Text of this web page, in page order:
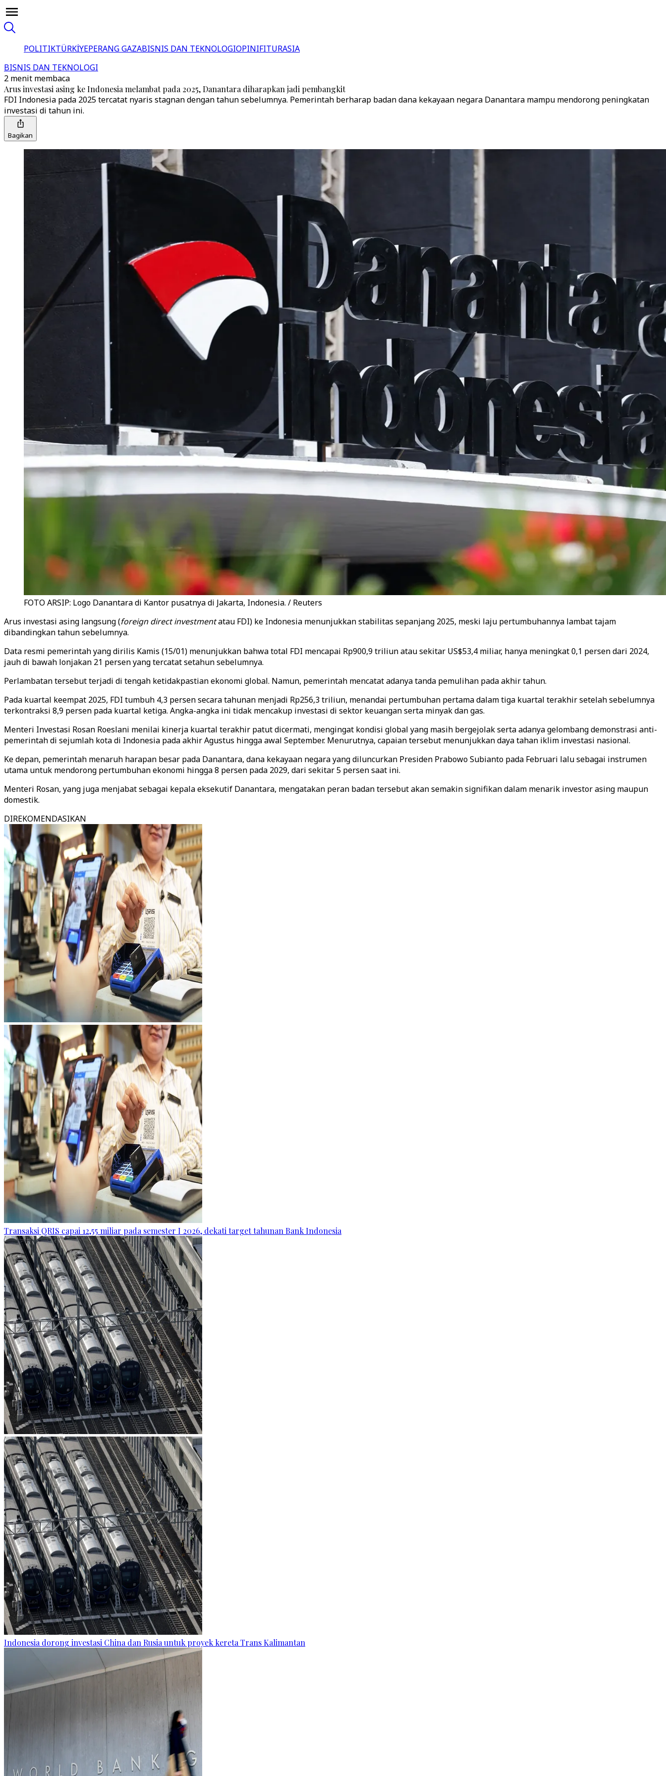
POLITIKTÜRKİYEPERANG GAZABISNIS DAN TEKNOLOGIOPINIFITURASIA
BISNIS DAN TEKNOLOGI
2 menit membaca
Arus investasi asing ke Indonesia melambat pada 2025, Danantara diharapkan jadi pembangkit
FDI Indonesia pada 2025 tercatat nyaris stagnan dengan tahun sebelumnya. Pemerintah berharap badan dana kekayaan negara Danantara mampu mendorong peningkatan
investasi di tahun ini.
Bagikan
FOTO ARSIP: Logo Danantara di Kantor pusatnya di Jakarta, Indonesia. / Reuters
Arus investasi asing langsung (foreign direct investmentatau FDI) ke Indonesia menunjukkan stabilitas sepanjang 2025, meski laju pertumbuhannya lambat tajam
dibandingkan tahun sebelumnya.
Data resmi pemerintah yang dirilis Kamis (15/01) menunjukkan bahwa total FDI mencapai Rp900,9 triliun atau sekitar US$53,4 miliar, hanya meningkat 0,1 persen dari 2024,
jauh di bawah lonjakan 21 persen yang tercatat setahun sebelumnya.
Perlambatan tersebut terjadi di tengah ketidakpastian ekonomi global. Namun, pemerintah mencatat adanya tanda pemulihan pada akhir tahun.
Pada kuartal keempat 2025, FDI tumbuh 4,3 persen secara tahunan menjadi Rp256,3 triliun, menandai pertumbuhan pertama dalam tiga kuartal terakhir setelah sebelumnya
terkontraksi 8,9 persen pada kuartal ketiga. Angka-angka ini tidak mencakup investasi di sektor keuangan serta minyak dan gas.
Menteri Investasi Rosan Roeslani menilai kinerja kuartal terakhir patut dicermati, mengingat kondisi global yang masih bergejolak serta adanya gelombang demonstrasi anti-
pemerintah di sejumlah kota di Indonesia pada akhir Agustus hingga awal September. Menurutnya, capaian tersebut menunjukkan daya tahan iklim investasi nasional.
Ke depan, pemerintah menaruh harapan besar pada Danantara, dana kekayaan negara yang diluncurkan Presiden Prabowo Subianto pada Februari lalu sebagai instrumen
utama untuk mendorong pertumbuhan ekonomi hingga 8 persen pada 2029, dari sekitar 5 persen saat ini.
Menteri Rosan, yang juga menjabat sebagai kepala eksekutif Danantara, mengatakan peran badan tersebut akan semakin signifikan dalam menarik investor asing maupun
domestik.
DIREKOMENDASIKAN
Transaksi QRIS capai 12,55 miliar pada semester I 2026, dekati target tahunan Bank Indonesia
Indonesia dorong investasi China dan Rusia untuk proyek kereta Trans Kalimantan